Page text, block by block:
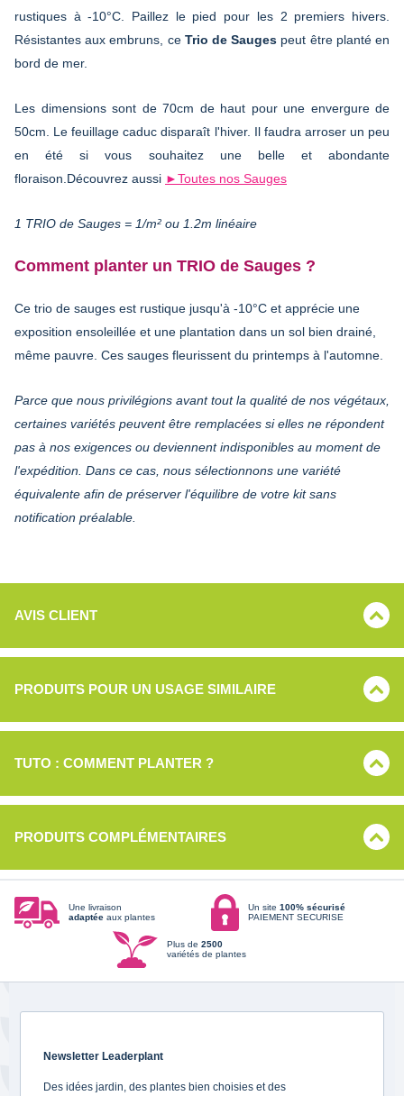
rustiques à -10°C. Paillez le pied pour les 2 premiers hivers.
Résistantes aux embruns, ceTrio de Sauges peut être planté en
bord de mer.
Les dimensions sont de 70cm de haut pour une envergure de
50cm. Le feuillage caduc disparaît l'hiver. Il faudra arroser un peu
en été si vous souhaitez une belle et abondante
floraison.Découvrez aussi ►Toutes nos Sauges
1 TRIO de Sauges = 1/m² ou 1.2m linéaire
Comment planter un TRIO de Sauges ?
Ce trio de sauges est rustique jusqu'à -10°C et apprécie une
exposition ensoleillée et une plantation dans un sol bien drainé,
même pauvre. Ces sauges fleurissent du printemps à l'automne.
Parce que nous privilégions avant tout la qualité de nos végétaux,
certaines variétés peuvent être remplacées si elles ne répondent
pas à nos exigences ou deviennent indisponibles au moment de
l'expédition. Dans ce cas, nous sélectionnons une variété
équivalente afin de préserver l'équilibre de votre kit sans
notification préalable.
AVIS CLIENT
PRODUITS POUR UN USAGE SIMILAIRE
TUTO : COMMENT PLANTER ?
PRODUITS COMPLÉMENTAIRES
Une livraison
adaptée aux plantes
Un site 100% sécurisé
PAIEMENT SECURISE
Plus de 2500
variétés de plantes
Newsletter Leaderplant
Des idées jardin, des plantes bien choisies et des